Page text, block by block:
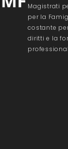
Magistrati
per la
costante
diritti e la